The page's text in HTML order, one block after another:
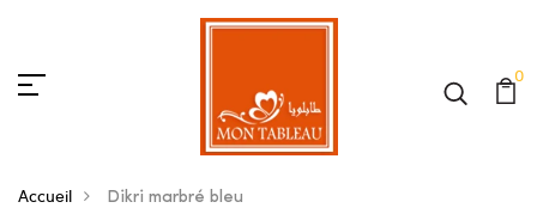
0
Accueil Dikri marbré bleu